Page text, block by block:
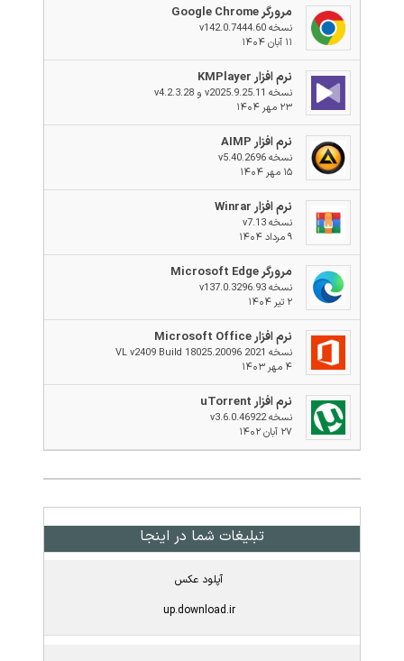
مرورگر Google Chrome
نسخه v142.0.7444.60
۱۱ آبان ۱۴۰۴
نرم افزار KMPlayer
نسخه v2025.9.25.11 و v4.2.3.28
۲۳ مهر ۱۴۰۴
نرم افزار AIMP
نسخه v5.40.2696
۱۵ مهر ۱۴۰۴
نرم افزار Winrar
نسخه v7.13
۹ مرداد ۱۴۰۴
مرورگر Microsoft Edge
نسخه v137.0.3296.93
۲ تیر ۱۴۰۴
نرم افزار Microsoft Office
نسخه 2021 VL v2409 Build 18025.20096
۴ مهر ۱۴۰۳
نرم افزار uTorrent
نسخه v3.6.0.46922
۲۷ آبان ۱۴۰۲
تبلیغات شما در اینجا
آپلود عکس
up.download.ir